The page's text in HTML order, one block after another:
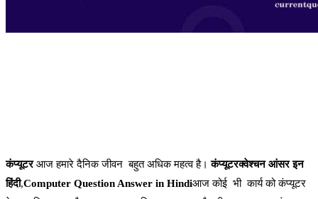
कंप्यूटरआज हमारे दैनिक जीवन बहुत अधिक महत्व है। कंप्यूटरक्वेश्चन आंसर इन
हिंदी,Computer Question Answer in Hindiआज कोई भी कार्य को कंप्यूटर